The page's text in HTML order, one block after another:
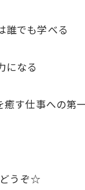
誰でも学べる
になる
す仕事への第
うぞ☆